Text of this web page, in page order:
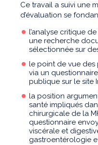
Ce travail a suivi une
d’évaluation se
l’analyse critique
une recherche
sélectionnée sur
le point de vue des
via un
publique sur le site
la position
santé impliqués
chirurgicale de la
questionnaire
viscérale et
gastroentérologie